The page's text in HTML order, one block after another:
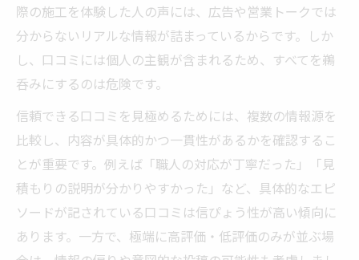
際の施工を体験した人の声には、広告や営業トークでは
分からないリアルな情報が詰まっているからです。しか
し、口コミには個人の主観が含まれるため、すべてを鵜
呑みにするのは危険です。
信頼できる口コミを見極めるためには、複数の情報源を
比較し、内容が具体的かつ一貫性があるかを確認するこ
とが重要です。例えば「職人の対応が丁寧だった」「見
積もりの説明が分かりやすかった」など、具体的なエピ
ソードが記されている口コミは信ぴょう性が高い傾向に
あります。一方で、極端に高評価・低評価のみが並ぶ場